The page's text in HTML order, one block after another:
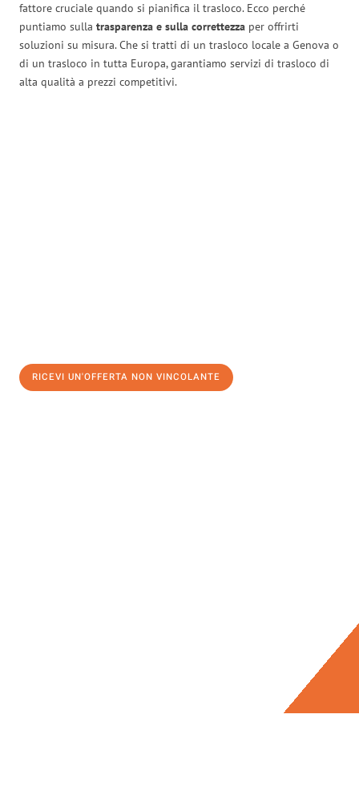
fattore cruciale quando si pianifica il trasloco. Ecco perché
puntiamo sulla trasparenza e sulla correttezza per offrirti
soluzioni su misura. Che si tratti di un trasloco locale a Genova o
di un trasloco in tutta Europa, garantiamo servizi di trasloco di
alta qualità a prezzi competitivi.
RICEVI UN'OFFERTA NON VINCOLANTE